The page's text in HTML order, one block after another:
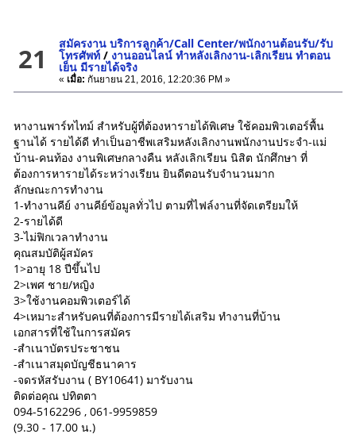
21 สมัครงาน บริการลูกค้า/Call Center/พนักงานต้อนรับ/รับ
โทรศัพท์ / งานออนไลน์ ทำหลังเลิกงาน-เลิกเรียน ทำตอน
เย็น มีรายได้จริง
« เมื่อ: กันยายน 21, 2016, 12:20:36 PM »
หางานพาร์ทไทม์ สำหรับผู้ที่ต้องหารายได้พิเศษ ใช้คอมพิวเตอร์พื้น
ฐานได้ รายได้ดี ทำเป็นอาชีพเสริมหลังเลิกงานพนักงานประจำ-แม่
บ้าน-คนท้อง งานพิเศษกลางคืน หลังเลิกเรียน นิสิต นักศึกษา ที่
ต้องการหารายได้ระหว่างเรียน ยินดีตอนรับจำนวนมาก
ลักษณะการทำงาน
1-ทำงานคีย์ งานคีย์ข้อมูลทั่วไป ตามที่ไฟล์งานที่จัดเตรียมให้
2-รายได้ดี
3-ไม่ฟิกเวลาทำงาน
คุณสมบัติผู้สมัคร
1>อายุ 18 ปีขึ้นไป
2>เพศ ชาย/หญิง
3>ใช้งานคอมพิวเตอร์ได้
4>เหมาะสำหรับคนที่ต้องการมีรายได้เสริม ทำงานที่บ้าน
เอกสารที่ใช้ในการสมัคร
-สำเนาบัตรประชาชน
-สำเนาสมุดบัญชีธนาคาร
-จดรหัสรับงาน ( BY10641) มารับงาน
ติดต่อคุณ ปทิตตา
094-5162296 , 061-9959859
(9.30 - 17.00 น.)